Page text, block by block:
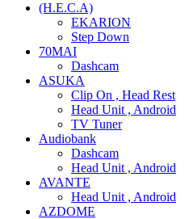
(H.E.C.A)
EKARION
Step Down
70MAI
Dashcam
ASUKA
Clip On , Head Rest
Head Unit , Android
TV Tuner
Audiobank
Dashcam
Head Unit , Android
AVANTE
Head Unit , Android
AZDOME